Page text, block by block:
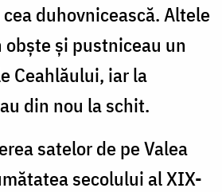
duhovnicească. Altele
și pustniceau un
Ceahlăului, iar la
din nou la schit.
satelor de pe Valea
secolului al XIX-